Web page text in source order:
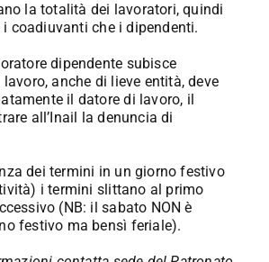
la totalità dei lavoratori, quindi
coadiuvanti che i dipendenti.
dipendente subisce
anche di lieve entità, deve
il datore di lavoro, il
all’Inail la denuncia di
dei termini in un giorno festivo
i termini slittano al primo
(NB: il sabato NON è
festivo ma bensì feriale).